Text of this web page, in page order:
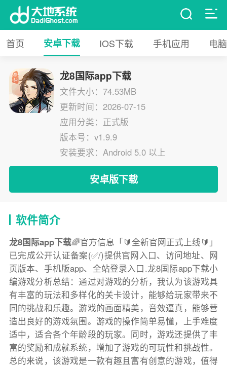
首页 安卓下载 IOS下载 手机应用 电
龙8国际app下载
文件大小：74.53MB
更新时间：2026-07-15
应用分类：正式版
版本号：v1.9.9
安装要求：Android 5.0 以上
安卓版下载
软件简介
龙8国际app下载🌈官方信息「🔰全新官网正式上线🔰」
已完成公开认证备案(✅/)提供官网入口、访问地址、网
页版本、手机版app、全站登录入口.龙8国际app下载小
编游戏分析总结：通过对游戏的分析，我认为该游戏具
有丰富的玩法和多样化的关卡设计，能够给玩家带来不
同的挑战和乐趣。游戏的画面精美，音效逼真，能够营
造出良好的游戏氛围。游戏的操作简单易懂，上手难度
适中，适合各个年龄段的玩家。同时，游戏还提供了丰
富的奖励和成就系统，增加了游戏的可玩性和挑战性。
总的来说，该游戏是一款有趣且富有创意的游戏，值得